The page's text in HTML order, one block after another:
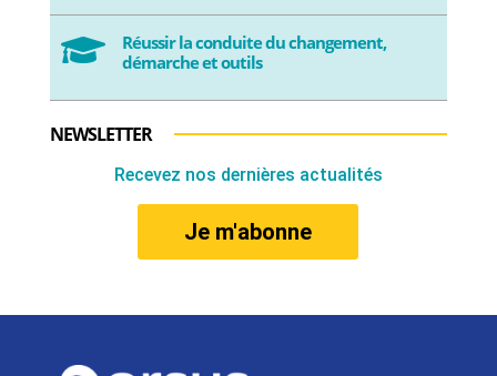

Réussir la conduite du changement,
démarche et outils
NEWSLETTER
Recevez nos dernières actualités
Je m'abonne